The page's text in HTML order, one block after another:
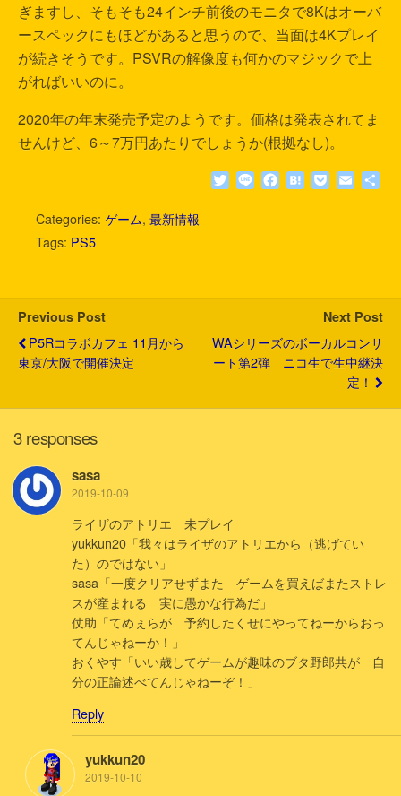
ぎますし、そもそも24インチ前後のモニタで8Kはオーバ
ースペックにもほどがあると思うので、当面は4Kプレイ
が続きそうです。PSVRの解像度も何かのマジックで上
がればいいのに。
2020年の年末発売予定のようです。価格は発表されてま
せんけど、6～7万円あたりでしょうか(根拠なし)。
T
L
F
H
P
E
Categories: ゲーム, 最新情報
Tags: PS5
Previous Post
P5Rコラボカフェ 11月から
東京/大阪で開催決定
Next Post
WAシリーズのボーカルコンサ
ート第2弾 ニコ生で生中継決
定！
3 responses
sasa
2019-10-09
ライザのアトリエ 未プレイ
yukkun20「我々はライザのアトリエから（逃げてい
た）のではない」
sasa「一度クリアせずまた ゲームを買えばまたストレ
スが産まれる 実に愚かな行為だ」
仗助「てめぇらが 予約したくせにやってねーからおっ
てんじゃねーか！」
おくやす「いい歳してゲームが趣味のブタ野郎共が 自
分の正論述べてんじゃねーぞ！」
Reply
yukkun20
2019-10-10